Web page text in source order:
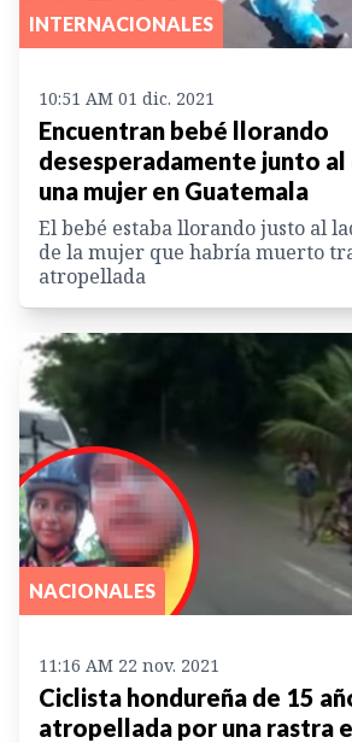
INTERNACIONALES
10:51 AM 01 dic. 2021
Encuentran bebé llorando
desesperadamente junto al
una mujer en Guatemala
El bebé estaba llorando justo al
de la mujer que habría muerto
atropellada
NACIONALES
11:16 AM 22 nov. 2021
Ciclista hondureña de 15
atropellada por una rastra